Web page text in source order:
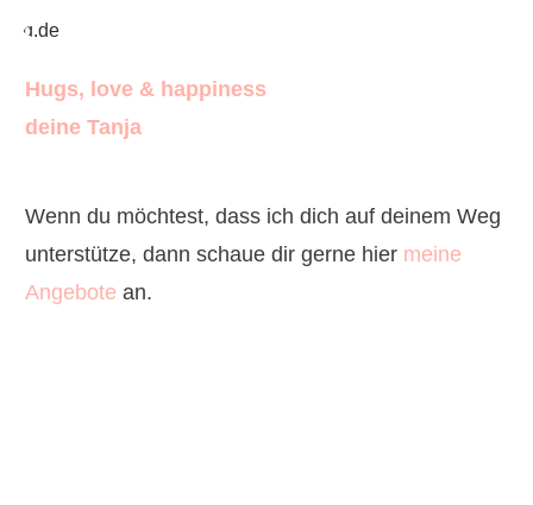
Hugs, love & happiness
deine Tanja
Wenn du möchtest, dass ich dich auf deinem Weg
unterstütze, dann schaue dir gerne hier meine
Angebote an.